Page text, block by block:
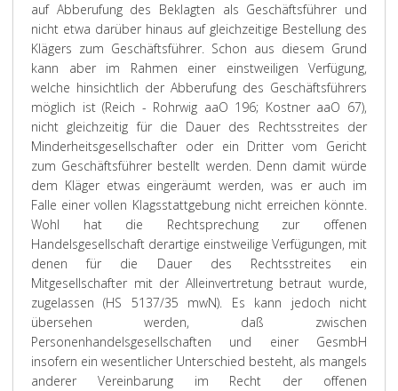
auf Abberufung des Beklagten als Geschäftsführer und
nicht etwa darüber hinaus auf gleichzeitige Bestellung des
Klägers zum Geschäftsführer. Schon aus diesem Grund
kann aber im Rahmen einer einstweiligen Verfügung,
welche hinsichtlich der Abberufung des Geschäftsführers
möglich ist (Reich - Rohrwig aaO 196; Kostner aaO 67),
nicht gleichzeitig für die Dauer des Rechtsstreites der
Minderheitsgesellschafter oder ein Dritter vom Gericht
zum Geschäftsführer bestellt werden. Denn damit würde
dem Kläger etwas eingeräumt werden, was er auch im
Falle einer vollen Klagsstattgebung nicht erreichen könnte.
Wohl hat die Rechtsprechung zur offenen
Handelsgesellschaft derartige einstweilige Verfügungen, mit
denen für die Dauer des Rechtsstreites ein
Mitgesellschafter mit der Alleinvertretung betraut wurde,
zugelassen (HS 5137/35 mwN). Es kann jedoch nicht
übersehen werden, daß zwischen
Personenhandelsgesellschaften und einer GesmbH
insofern ein wesentlicher Unterschied besteht, als mangels
anderer Vereinbarung im Recht der offenen